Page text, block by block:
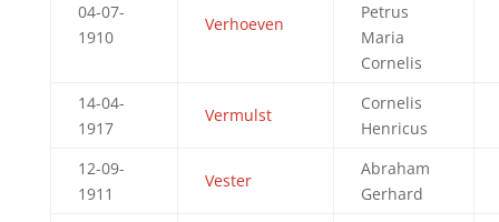
04-07-
1910
Verhoeven
Petrus
Maria
Cornelis
14-04-
1917
Vermulst
Cornelis
Henricus
12-09-
1911
Vester
Abraham
Gerhard